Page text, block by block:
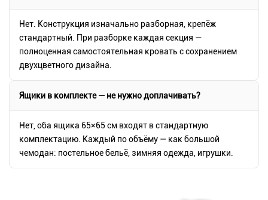
Нет. Конструкция изначально разборная, крепёж
стандартный. При разборке каждая секция —
полноценная самостоятельная кровать с сохранением
двухцветного дизайна.
Ящики в комплекте — не нужно доплачивать?
Нет, оба ящика 65×65 см входят в стандартную
комплектацию. Каждый по объёму — как большой
чемодан: постельное бельё, зимняя одежда, игрушки.